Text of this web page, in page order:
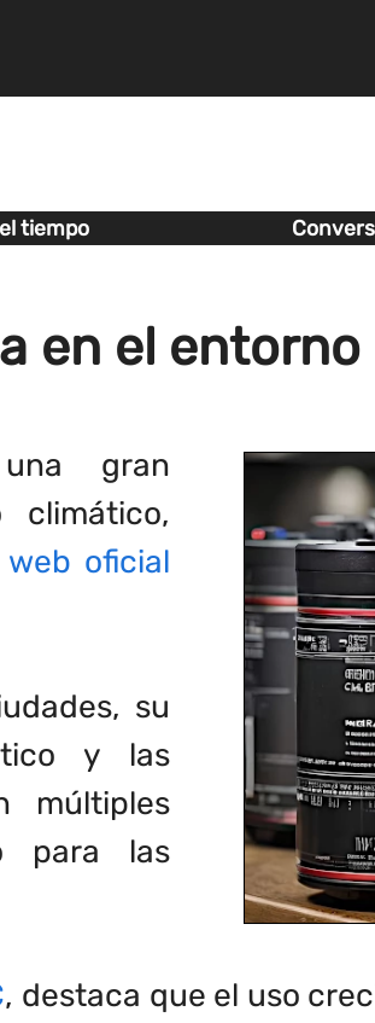
tiempo
en el
gran
web oficial
su
y las
múltiples
para las
, destaca que el uso